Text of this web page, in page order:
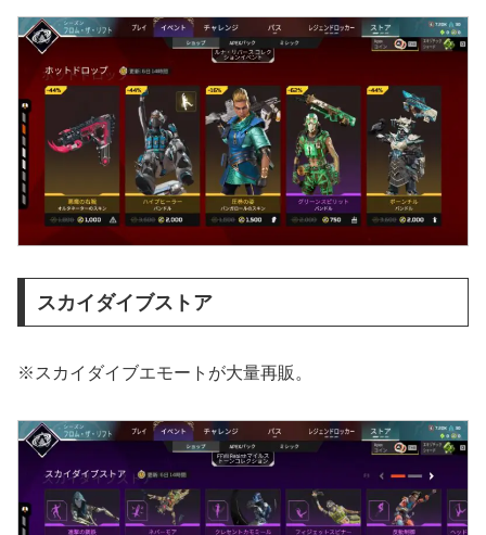
スカイダイブストア
※スカイダイブエモートが大量再販。